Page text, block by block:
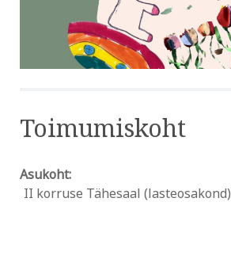
Toimumiskoht
Asukoht:
II korruse Tähesaal (lasteosakond)